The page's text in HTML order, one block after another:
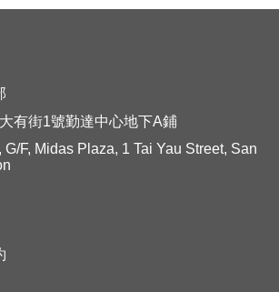
有街1號勤達中心地下A鋪
F, Midas Plaza, 1 Tai Yau Street, San